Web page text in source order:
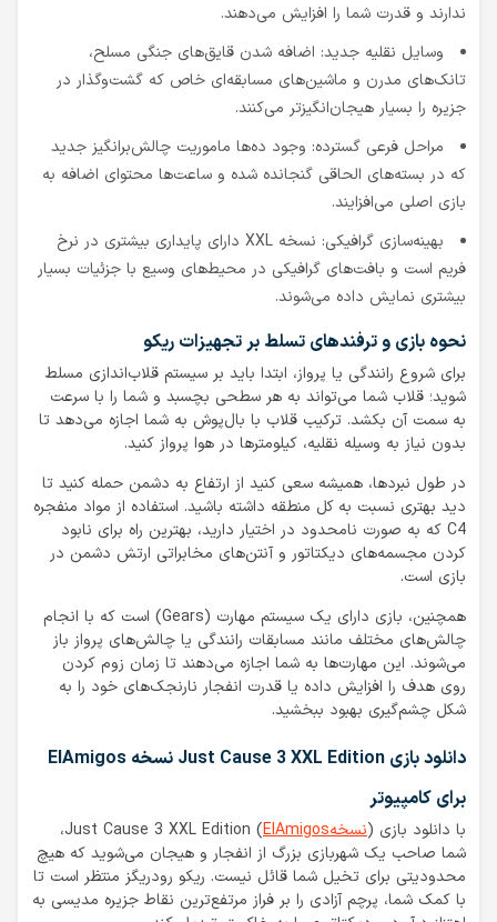
ندارند و قدرت شما را افزایش می‌دهند.
وسایل نقلیه جدید: اضافه شدن قایق‌های جنگی مسلح،
تانک‌های مدرن و ماشین‌های مسابقه‌ای خاص که گشت‌وگذار در
جزیره را بسیار هیجان‌انگیزتر می‌کنند.
مراحل فرعی گسترده: وجود ده‌ها ماموریت چالش‌برانگیز جدید
که در بسته‌های الحاقی گنجانده شده و ساعت‌ها محتوای اضافه به
بازی اصلی می‌افزایند.
بهینه‌سازی گرافیکی: نسخه XXL دارای پایداری بیشتری در نرخ
فریم است و بافت‌های گرافیکی در محیط‌های وسیع با جزئیات بسیار
بیشتری نمایش داده می‌شوند.
نحوه بازی و ترفندهای تسلط بر تجهیزات ریکو
برای شروع رانندگی یا پرواز، ابتدا باید بر سیستم قلاب‌اندازی مسلط
شوید؛ قلاب شما می‌تواند به هر سطحی بچسبد و شما را با سرعت
به سمت آن بکشد. ترکیب قلاب با بال‌پوش به شما اجازه می‌دهد تا
بدون نیاز به وسیله نقلیه، کیلومترها در هوا پرواز کنید.
در طول نبردها، همیشه سعی کنید از ارتفاع به دشمن حمله کنید تا
دید بهتری نسبت به کل منطقه داشته باشید. استفاده از مواد منفجره
C4 که به صورت نامحدود در اختیار دارید، بهترین راه برای نابود
کردن مجسمه‌های دیکتاتور و آنتن‌های مخابراتی ارتش دشمن در
بازی است.
همچنین، بازی دارای یک سیستم مهارت (Gears) است که با انجام
چالش‌های مختلف مانند مسابقات رانندگی یا چالش‌های پرواز باز
می‌شوند. این مهارت‌ها به شما اجازه می‌دهند تا زمان زوم کردن
روی هدف را افزایش داده یا قدرت انفجار نارنجک‌های خود را به
شکل چشم‌گیری بهبود ببخشید.
دانلود بازی Just Cause 3 XXL Edition نسخه ElAmigos
برای کامپیوتر
با دانلود بازی (نسخهElAmigos
) Just Cause 3 XXL Edition،
شما صاحب یک شهربازی بزرگ از انفجار و هیجان می‌شوید که هیچ
محدودیتی برای تخیل شما قائل نیست. ریکو رودریگز منتظر است تا
با کمک شما، پرچم آزادی را بر فراز مرتفع‌ترین نقاط جزیره مدیسی به